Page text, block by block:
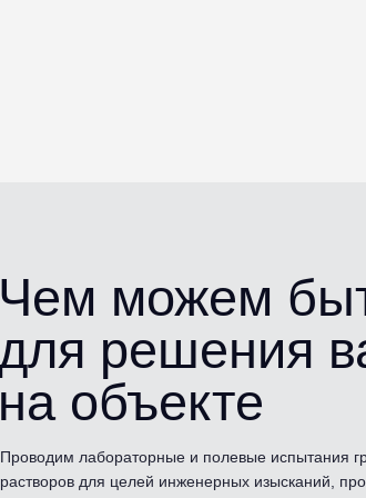
Проводим лабораторные и полевые испытания
растворов для целей инженерных изысканий,
Чем можем
решения
на объекте